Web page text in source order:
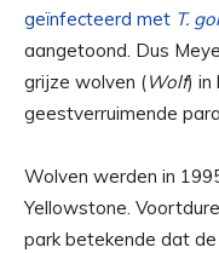
geïnfecteerd met T.
aangetoond. Dus
grijze wolven (Wolf) in
geestverruimende
Wolven werden in
Yellowstone.
park betekende dat